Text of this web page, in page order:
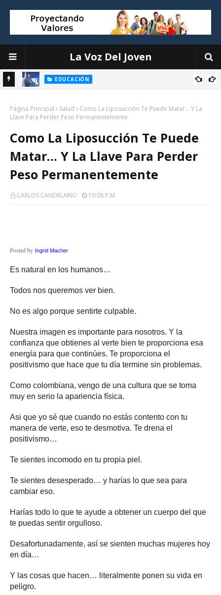
La Voz Del Joven
EDUCACIÓN
herramienta para formar ciudadanos críticos y fortalecer la
Página Principal Salud
Como La Liposucción Te Puede Matar… Y La
Llave Para Perder Peso Permanentemente
Como La Liposucción Te Puede
Matar… Y La Llave Para Perder
Peso Permanentemente
CARLOS CANDELARIO 10:08 P.m.
Posted by Ingrid Macher
Es natural en los humanos…
Todos nos queremos ver bien.
No es algo porque sentirte culpable.
Nuestra imagen es importante para nosotros. Y la
confianza que obtienes al verte bien te proporciona esa
energía para que continúes. Te proporciona el
positivismo que hace que tu día termine sin problemas.
Como colombiana, vengo de una cultura que se toma
muy en serio la apariencia física.
Asi que yo sé que cuando no estás contento con tu
manera de verte, eso te desmotiva. Te drena el
positivismo…
Te sientes incomodo en tu propia piel.
Te sientes desesperado… y harías lo que sea para
cambiar eso.
Harías todo lo que te ayude a obtener un cuerpo del que
te puedas sentir orgulloso.
Desafortunadamente, así se sienten muchas mujeres hoy
en día…
Y las cosas que hacen… literalmente ponen su vida en
peligro.